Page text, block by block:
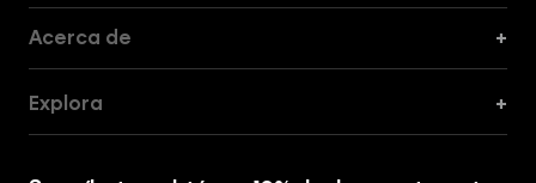
Acerca de +
Explora +